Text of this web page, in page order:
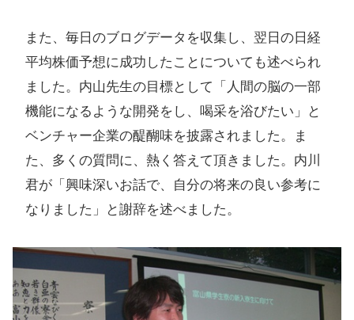
また、毎日のブログデータを収集し、翌日の日経
平均株価予想に成功したことについても述べられ
ました。内山先生の目標として「人間の脳の一部
機能になるような開発をし、喝采を浴びたい」と
ベンチャー企業の醍醐味を披露されました。ま
た、多くの質問に、熱く答えて頂きました。内川
君が「興味深いお話で、自分の将来の良い参考に
なりました」と謝辞を述べました。